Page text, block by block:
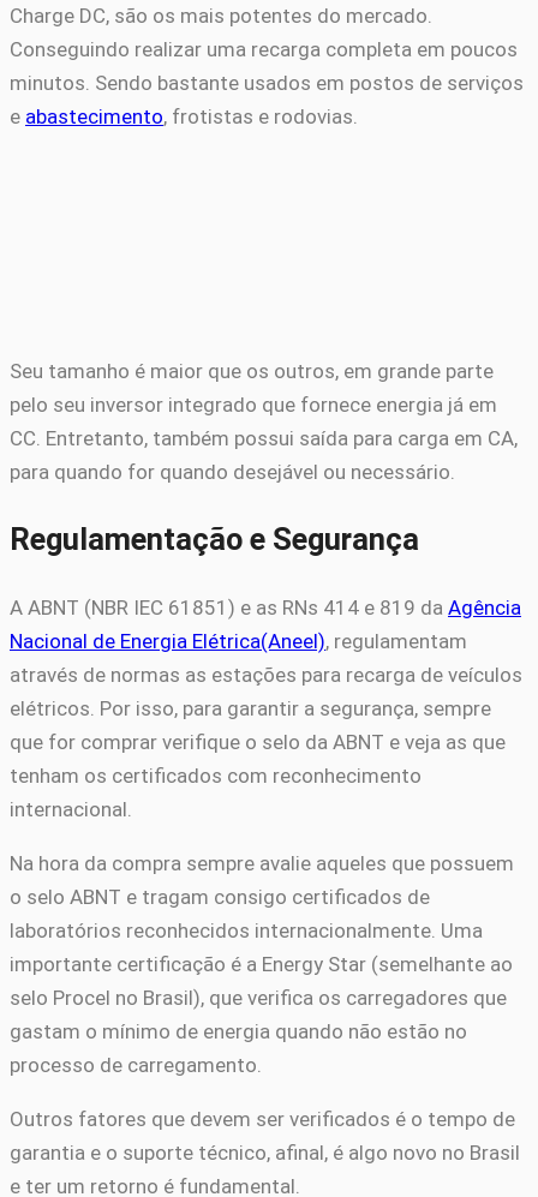
Charge DC, são os mais potentes do mercado.
Conseguindo realizar uma recarga completa em poucos
minutos. Sendo bastante usados em postos de serviços
e abastecimento, frotistas e rodovias.
Seu tamanho é maior que os outros, em grande parte
pelo seu inversor integrado que fornece energia já em
CC. Entretanto, também possui saída para carga em CA,
para quando for quando desejável ou necessário.
Regulamentação e Segurança
A ABNT (NBR IEC 61851) e as RNs 414 e 819 da Agência
Nacional de Energia Elétrica(Aneel), regulamentam
através de normas as estações para recarga de veículos
elétricos. Por isso, para garantir a segurança, sempre
que for comprar verifique o selo da ABNT e veja as que
tenham os certificados com reconhecimento
internacional.
Na hora da compra sempre avalie aqueles que possuem
o selo ABNT e tragam consigo certificados de
laboratórios reconhecidos internacionalmente. Uma
importante certificação é a Energy Star (semelhante ao
selo Procel no Brasil), que verifica os carregadores que
gastam o mínimo de energia quando não estão no
processo de carregamento.
Outros fatores que devem ser verificados é o tempo de
garantia e o suporte técnico, afinal, é algo novo no Brasil
e ter um retorno é fundamental.